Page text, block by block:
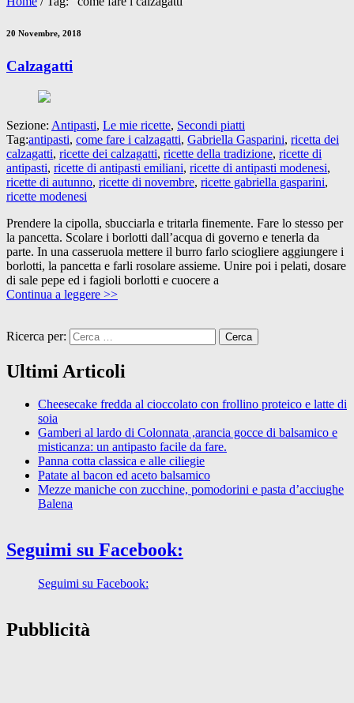
20 Novembre, 2018
Calzagatti
Sezione: Antipasti, Le mie ricette, Secondi piatti
Tag:antipasti, come fare i calzagatti, Gabriella Gasparini, ricetta dei
calzagatti, ricette dei calzagatti, ricette della tradizione, ricette di
antipasti, ricette di antipasti emiliani, ricette di antipasti modenesi,
ricette di autunno, ricette di novembre, ricette gabriella gasparini,
ricette modenesi
Prendere la cipolla, sbucciarla e tritarla finemente. Fare lo stesso per
la pancetta. Scolare i borlotti dall’acqua di governo e tenerla da
parte. In una casseruola mettere il burro farlo sciogliere aggiungere i
borlotti, la pancetta e farli rosolare assieme. Unire poi i pelati, dosare
di sale pepe ed i fagioli borlotti e cuocere a
Continua a leggere >>
Ricerca per:
Ultimi Articoli
Cheesecake fredda al cioccolato con frollino proteico e latte di
soia
Gamberi al lardo di Colonnata ,arancia gocce di balsamico e
misticanza: un antipasto facile da fare.
Panna cotta classica e alle ciliegie
Patate al bacon ed aceto balsamico
Mezze maniche con zucchine, pomodorini e pasta d’acciughe
Balena
Seguimi su Facebook:
Seguimi su Facebook:
Pubblicità